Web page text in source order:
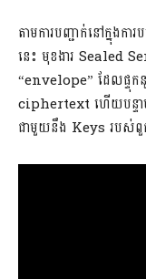
តាមការបញ្ជាក់នៅក្នុងកា
នេះ មុខងារ Sealed
“envelope” ដែលផ្ទុក
ciphertext ហើយបន្ទា
ជាមួយនឹង Keys របស់ពួ